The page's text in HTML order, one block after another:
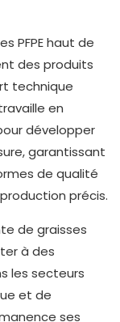
PFPE haut de
des produits
technique
en
développer
garantissant
de qualité
précis.
de graisses
à des
les secteurs
et de
ses